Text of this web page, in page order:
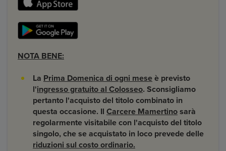
NOTA BENE:
La Prima Domenica di ogni mese è previsto
l'ingresso gratuito al Colosseo. Sconsigliamo
pertanto l'acquisto del titolo combinato in
questa occasione. Il Carcere Mamertino sarà
regolarmente visitabile con l'acquisto del titolo
singolo, che se acquistato in loco prevede delle
riduzioni sul costo ordinario.